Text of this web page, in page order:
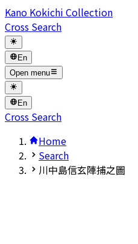
Kano Kokichi Collection
Cross Search
En
Open menu
En
Cross Search
Home
Search
川中島信玄陣捕之圖